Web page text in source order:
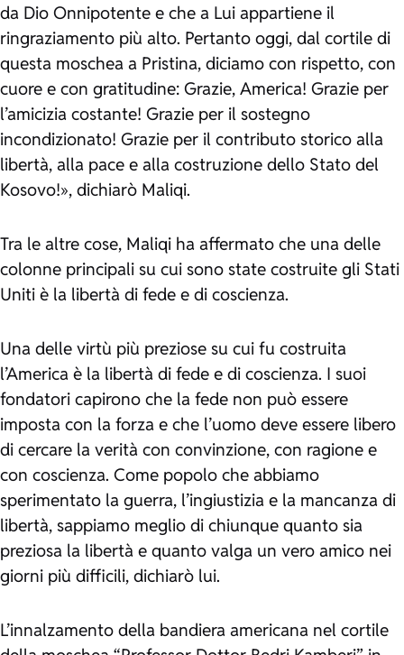
da Dio Onnipotente e che a Lui appartiene il
ringraziamento più alto. Pertanto oggi, dal cortile di
questa moschea a Pristina, diciamo con rispetto, con
cuore e con gratitudine: Grazie, America! Grazie per
l’amicizia costante! Grazie per il sostegno
incondizionato! Grazie per il contributo storico alla
libertà, alla pace e alla costruzione dello Stato del
Kosovo!», dichiarò Maliqi.
Tra le altre cose, Maliqi ha affermato che una delle
colonne principali su cui sono state costruite gli Stati
Uniti è la libertà di fede e di coscienza.
Una delle virtù più preziose su cui fu costruita
l’America è la libertà di fede e di coscienza. I suoi
fondatori capirono che la fede non può essere
imposta con la forza e che l’uomo deve essere libero
di cercare la verità con convinzione, con ragione e
con coscienza. Come popolo che abbiamo
sperimentato la guerra, l’ingiustizia e la mancanza di
libertà, sappiamo meglio di chiunque quanto sia
preziosa la libertà e quanto valga un vero amico nei
giorni più difficili, dichiarò lui.
L’innalzamento della bandiera americana nel cortile